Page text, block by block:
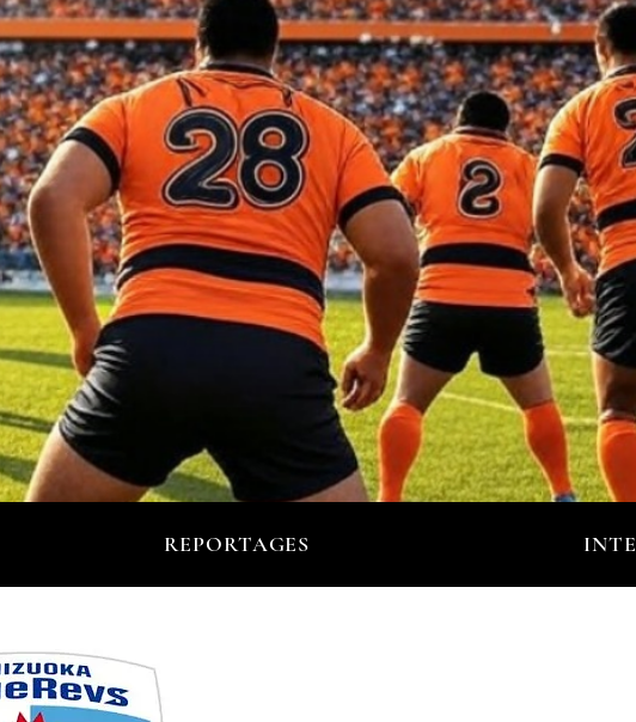
REPORTAGES